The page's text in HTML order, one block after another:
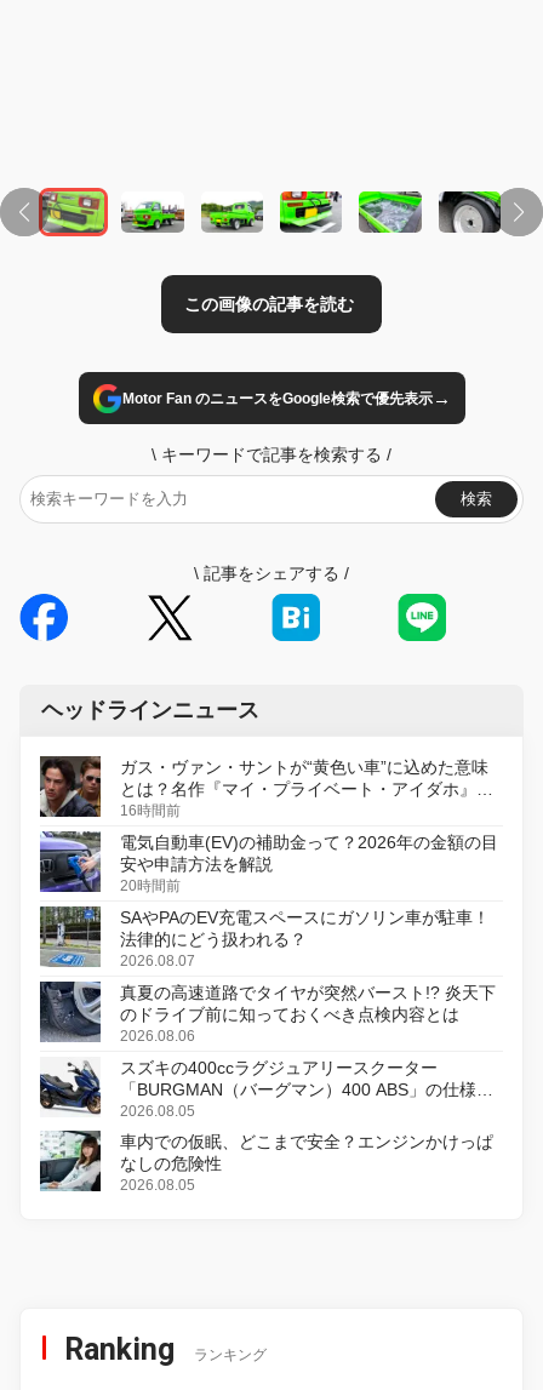
Motor Fan のニュースをGoogle検索で優先表示→
\ キーワードで記事を検索する /
検索
\ 記事をシェアする /
ヘッドラインニュース
ガス・ヴァン・サントが“黄色い車”に込めた意味
とは？名作『マイ・プライベート・アイダホ』が
初のデジタルリマスター版で復活
16時間前
電気自動車(EV)の補助金って？2026年の金額の目
安や申請方法を解説
20時間前
SAやPAのEV充電スペースにガソリン車が駐車！
法律的にどう扱われる？
2026.08.07
真夏の高速道路でタイヤが突然バースト!? 炎天下
のドライブ前に知っておくべき点検内容とは
2026.08.06
スズキの400ccラグジュアリースクーター
「BURGMAN（バーグマン）400 ABS」の仕様を
変更し、8月18日に発売
2026.08.05
車内での仮眠、どこまで安全？エンジンかけっぱ
なしの危険性
2026.08.05
Ranking ランキング